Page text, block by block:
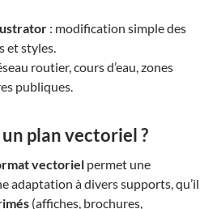
: modification simple des
et styles.
routier, cours d’eau, zones
publiques.
plan vectoriel ?
vectoriel permet une
adaptation à divers supports, qu’il
(affiches, brochures,